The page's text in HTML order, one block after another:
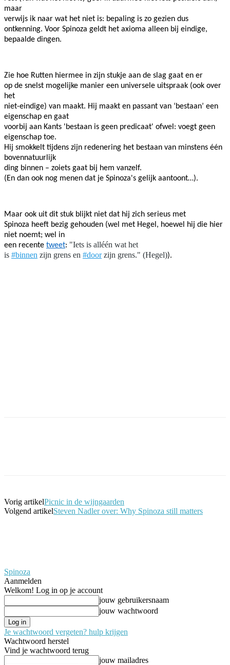
maar
verwijs ik naar wat het niet is: bepaling is zo gezien dus
ontkenning. Voor Spinoza geldt het axioma alleen bij eindige,
bepaalde dingen.
Zie hoe Rutten hiermee in zijn stukje aan de slag gaat en er
op de snelst mogelijke manier een universele uitspraak (ook over
het
niet-eindige) van maakt. Hij maakt en passant van ‘bestaan’ een
eigenschap en gaat
voorbij aan Kants 'bestaan is geen predicaat' ofwel: voegt geen
eigenschap toe.
Hij smokkelt tijdens zijn redenering het bestaan van minstens één
bovennatuurlijk
ding binnen – zoiets gaat bij hem vanzelf.
(En dan ook nog menen dat je Spinoza's gelijk aantoont…).
Maar ook uit dit stuk blijkt niet dat hij zich serieus met
Spinoza heeft bezig gehouden (wel met Hegel, hoewel hij die hier
niet noemt; wel in
een recente tweet: "Iets is alléén wat het
is #binnen zijn grens en #doorzijn grens." (Hegel)).
Vorig artikelPicnic in de wijngaarden
Volgend artikelSteven Nadler over: Why Spinoza still matters
Spinoza
Aanmelden
Welkom! Log in op je account
jouw gebruikersnaam
jouw wachtwoord
Je wachtwoord vergeten? hulp krijgen
Wachtwoord herstel
Vind je wachtwoord terug
jouw mailadres